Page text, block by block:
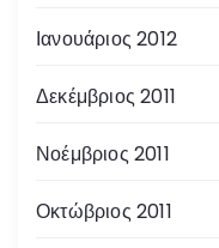
Ιανουάριος 2012
Δεκέμβριος 2011
Νοέμβριος 2011
Οκτώβριος 2011